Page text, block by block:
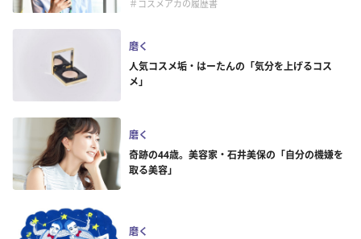
＃コスメアカの履歴書
磨く
人気コスメ垢・はーたんの「気分を上げるコス
メ」
磨く
奇跡の44歳。美容家・石井美保の「自分の機嫌を
取る美容」
磨く